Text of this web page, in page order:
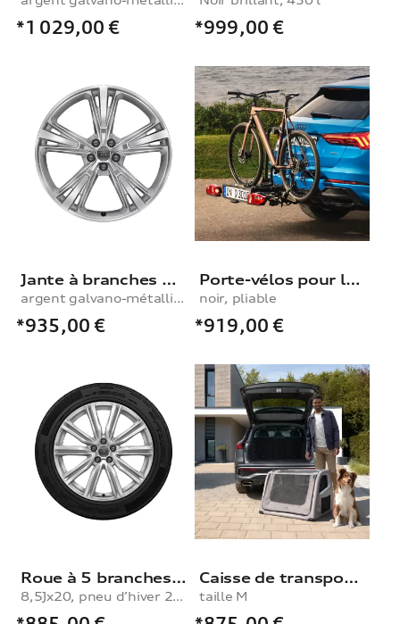
*1 029,00 € *999,00 €
Jante à branches 5 segmentées
argent galvano-métallisé, 10,0Jx21
*935,00 €
Porte-vélos pour le dispositif d’attelage
noir, pliable
*919,00 €
Roue à 5 branches en V
8,5Jx20, pneu d’hiver 265/50 R20 111H XL
Caisse de transport pour chien , taille M
taille M